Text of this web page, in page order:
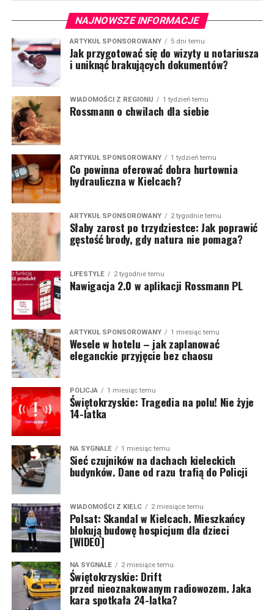
NAJNOWSZE INFORMACJE
ARTYKUŁ SPONSOROWANY 5 dni temu
Jak przygotować się do wizyty u notariusza
i uniknąć brakujących dokumentów?
WIADOMOŚCI Z REGIONU 1 tydzień temu
Rossmann o chwilach dla siebie
ARTYKUŁ SPONSOROWANY 1 tydzień temu
Co powinna oferować dobra hurtownia
hydrauliczna w Kielcach?
ARTYKUŁ SPONSOROWANY 2 tygodnie temu
Słaby zarost po trzydziestce: Jak poprawić
gęstość brody, gdy natura nie pomaga?
LIFESTYLE 2 tygodnie temu
Nawigacja 2.0 w aplikacji Rossmann PL
ARTYKUŁ SPONSOROWANY 1 miesiąc temu
Wesele w hotelu – jak zaplanować
eleganckie przyjęcie bez chaosu
POLICJA 1 miesiąc temu
Świętokrzyskie: Tragedia na polu! Nie żyje
14-latka
NA SYGNALE 1 miesiąc temu
Sieć czujników na dachach kieleckich
budynków. Dane od razu trafią do Policji
WIADOMOŚCI Z KIELC 2 miesiące temu
Polsat: Skandal w Kielcach. Mieszkańcy
blokują budowę hospicjum dla dzieci
[WIDEO]
NA SYGNALE 2 miesiące temu
Świętokrzyskie: Drift
przed nieoznakowanym radiowozem. Jaka
kara spotkała 24-latka?